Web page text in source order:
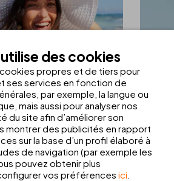
ÉTÉ COMMENCE
HOTELS AVEC
RÉDUCTION.
RÉDUCTION
L'OFFRE
des cookies
propres et de tiers pour
ses services en fonction de
par exemple, la langue ou
mais aussi pour analyser nos
du site afin d’améliorer son
montrer des publicités en rapport
sur la base d’un profil élaboré à
de navigation (par exemple les
pouvez obtenir plus
vos préférences ici.